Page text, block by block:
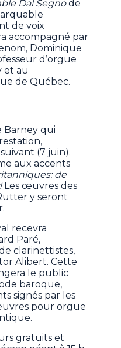
Dal Segnode
de voix
accompagné par
Dominique
d’orgue
et au
de Québec.
Barney qui
(7 juin).
aux accents
de
Les œuvres des
y seront
recevra
Paré,
clarinettistes,
Alibert. Cette
le public
baroque,
signés par les
pour orgue
gratuits et